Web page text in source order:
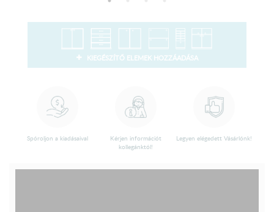
KIEGÉSZÍTŐ ELEMEK HOZZÁADÁSA
Spóroljon a kiadásaival
Kérjen információt
kollegánktól!
Legyen elégedett Vásárlónk!